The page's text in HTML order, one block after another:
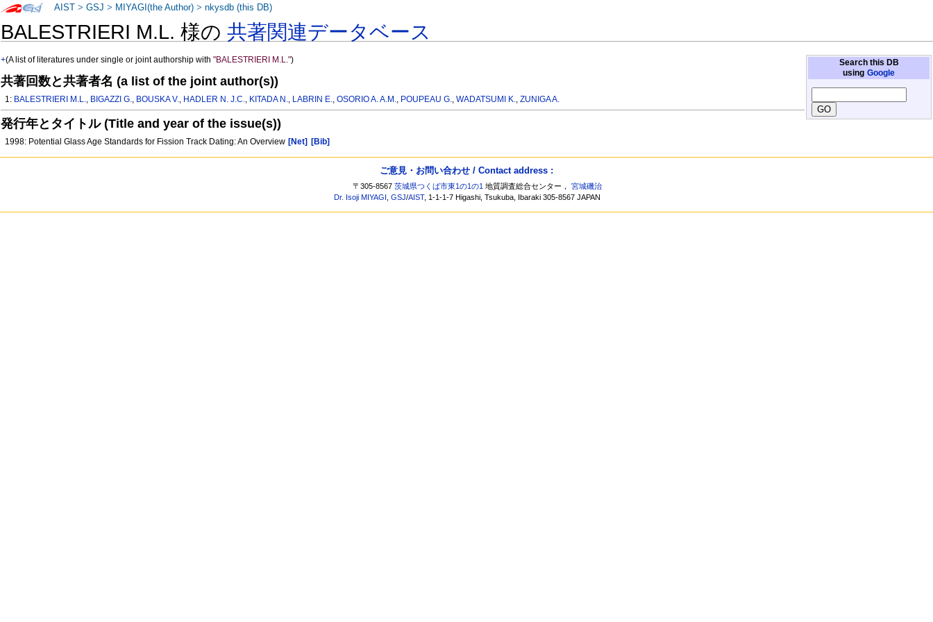
BALESTRIERI M.L. 様の共著関連データベース
Search this DB
using Google
+(A list of literatures under single or joint authorship with"BALESTRIERI M.L.")
共著回数と共著者名 (a list of the joint author(s))
1: BALESTRIERI M.L., BIGAZZI G., BOUSKA V., HADLER N. J.C., KITADA N., LABRIN E.,OSORIO A. A.M., POUPEAU G.,WADATSUMI K.,ZUNIGA A.
発行年とタイトル (Title and year of the issue(s))
1998: Potential Glass Age Standards for Fission Track Dating: An Overview [Net] [Bib]
AIST >GSJ > MIYAGI(the Author) >nkysdb (this DB)
ご意見・お問い合わせ / Contact address :
〒305-8567茨城県つくば市東1の1の1 地質調査総合センター，宮城磯治
Dr. Isoji MIYAGI ,GSJ/AIST, 1-1-1-7 Higashi, Tsukuba, Ibaraki 305-8567 JAPAN